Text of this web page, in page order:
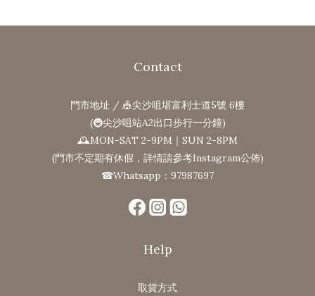
Contact
門市地址 / 🎪尖沙咀堪富利士道5號 6樓
(🚇尖沙咀站A2出口步行一分鐘)
🕰MON-SAT 2-9PM｜SUN 2-8PM
(門市不定期有休假，詳情請參考Instagram公佈)
☎Whatsapp：97987697
Help
取貨方式